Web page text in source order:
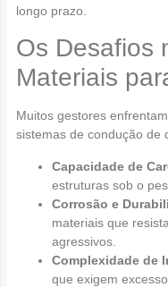
longo prazo.
Os Desafios
Materiais
Muitos gestores
sistemas de condução de
Capacidade de
estruturas sob o
Corrosão e
materiais que
agressivos.
Complexidade de
que exigem